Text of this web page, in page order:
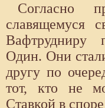
Согласно
славящемуся
Вафтрудниру
Один. Они
другу по
тот, кто не
Ставкой в